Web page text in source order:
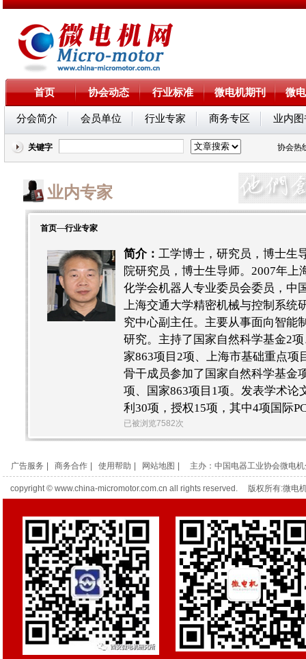
首页 协会动态 行业标准 微电机期刊 微
分会简介 会员单位 行业专家 商务专区 业内图
关键字 协会热
业内专家
首页—行业专家
简介： 工学博士，研究员，博士生
院研究员，博士生导师。2007年上
化学会机器人专业委员会委员，中
上海交通大学精密机械与控制系统
究中心副主任。主要从事面向智能
研究。主持了国家自然科学基金2
家863项目2项、上海市基础重点
骨干成员参加了国家自然科学基金
项、国家863项目1项。发表学术论
利30项，授权15项，其中4项国际
已被浏览7582次
广告服务 商务合作 使用帮助 网站地图 主办：中国电器工业协会微电
copyright © www.china-micromotor.com.cn all rights reserved. 版权所有:微电